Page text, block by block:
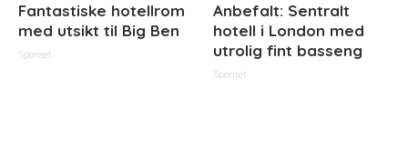
Fantastiske hotellrom
med utsikt til Big Ben
Sponset
Anbefalt: Sentralt
hotell i London med
utrolig fint basseng
Sponset